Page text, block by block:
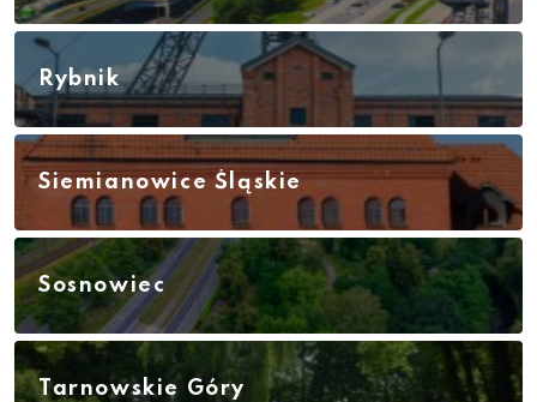
Rybnik
Siemianowice Śląskie
Sosnowiec
Tarnowskie Góry